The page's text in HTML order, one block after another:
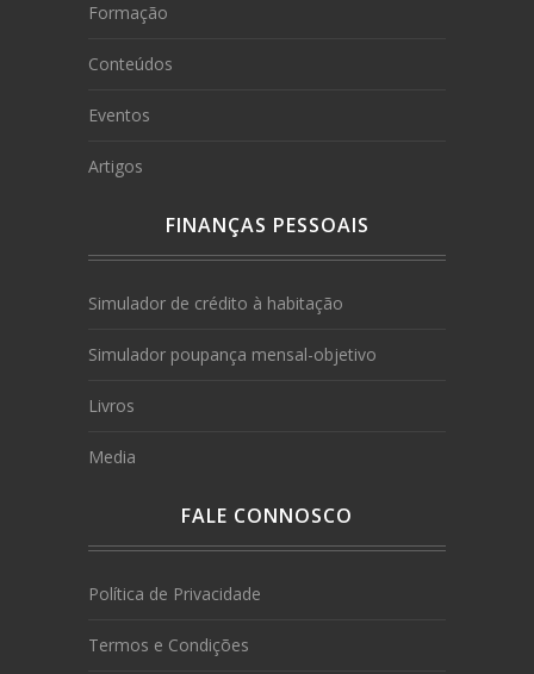
Formação
Conteúdos
Eventos
Artigos
FINANÇAS PESSOAIS
Simulador de crédito à habitação
Simulador poupança mensal-objetivo
Livros
Media
FALE CONNOSCO
Política de Privacidade
Termos e Condições